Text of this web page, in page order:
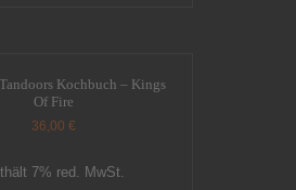
Kochbuch – Kings
Of Fire
36,00 €
7% red. MwSt.